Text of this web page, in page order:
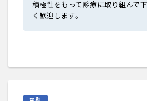
積極性をもって診療に取り組んで
く歓迎します。
常勤